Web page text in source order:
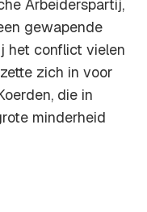
Arbeiderspartij,
gewapende
het conflict vielen
zich in voor
die in
minderheid